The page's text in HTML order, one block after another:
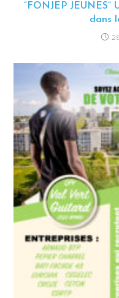
“FONJEP JEUNES”
dans